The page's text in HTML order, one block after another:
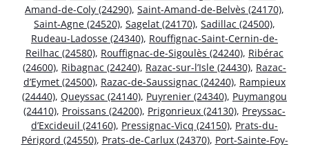
Amand-de-Coly (24290), Saint-Amand-de-Belvès (24170),
Saint-Agne (24520), Sagelat (24170), Sadillac (24500),
Rudeau-Ladosse (24340), Rouffignac-Saint-Cernin-de-
Reilhac (24580), Rouffignac-de-Sigoulès (24240), Ribérac
(24600), Ribagnac (24240), Razac-sur-l’Isle (24430), Razac-
d’Eymet (24500), Razac-de-Saussignac (24240), Rampieux
(24440), Queyssac (24140), Puyrenier (24340), Puymangou
(24410), Proissans (24200), Prigonrieux (24130), Preyssac-
d’Excideuil (24160), Pressignac-Vicq (24150), Prats-du-
Périgord (24550), Prats-de-Carlux (24370), Port-Sainte-Foy-